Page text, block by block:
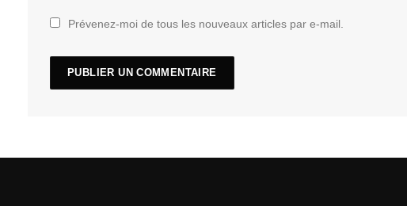
Prévenez-moi de tous les nouveaux articles par e-mail.